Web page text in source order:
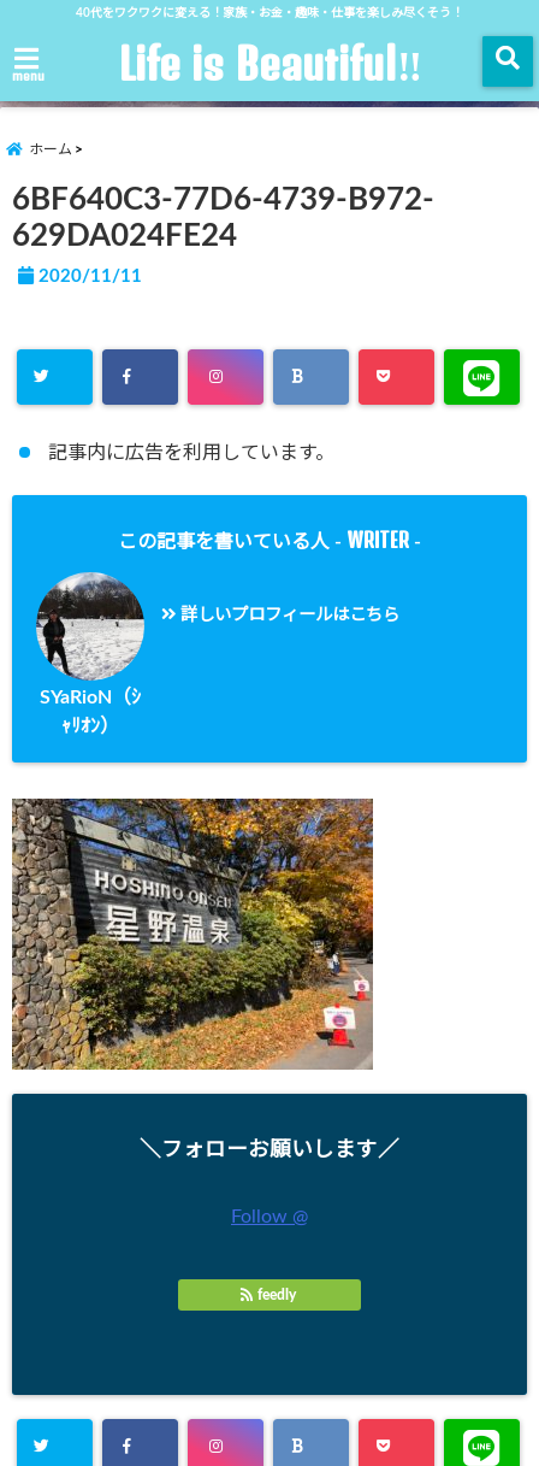
40代をワクワクに変える！家族・お金・趣味・仕事を楽しみ尽くそう！
menu Life is Beautiful‼︎
ホーム
6BF640C3-77D6-4739-B972-
629DA024FE24
2020/11/11
記事内に広告を利用しています。
この記事を書いている人 - WRITER -
SYaRioN（ｼ
ｬﾘｵﾝ）
詳しいプロフィールはこちら
＼フォローお願いします／
Follow @
feedly